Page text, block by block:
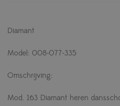
Diamant
Model: 008-077-335
Omschrijving:
Mod. 163 Diamant heren